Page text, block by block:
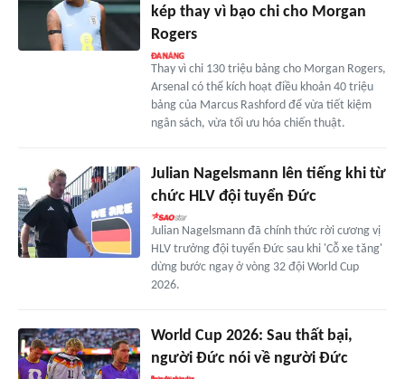
kép thay vì bạo chi cho Morgan
Rogers
Thay vì chi 130 triệu bảng cho Morgan Rogers,
Arsenal có thể kích hoạt điều khoản 40 triệu
bảng của Marcus Rashford để vừa tiết kiệm
ngân sách, vừa tối ưu hóa chiến thuật.
Julian Nagelsmann lên tiếng khi từ
chức HLV đội tuyển Đức
Julian Nagelsmann đã chính thức rời cương vị
HLV trưởng đội tuyển Đức sau khi 'Cỗ xe tăng'
dừng bước ngay ở vòng 32 đội World Cup
2026.
World Cup 2026: Sau thất bại,
người Đức nói về người Đức